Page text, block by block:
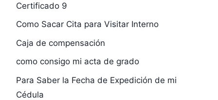
Certificado 9
Como Sacar Cita para Visitar Interno
Caja de compensación
como consigo mi acta de grado
Para Saber la Fecha de Expedición de mi
Cédula